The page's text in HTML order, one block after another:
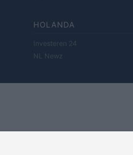
HOLANDA
Investeren 24
NL Newz